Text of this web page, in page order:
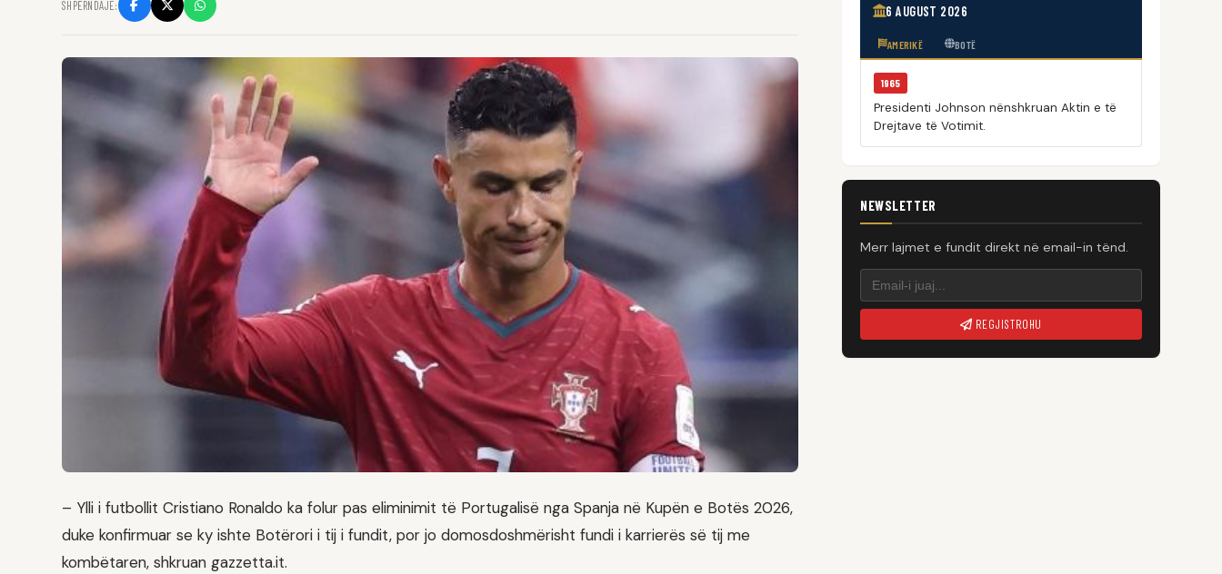
SHPËRNDAJE:
– Ylli i futbollit Cristiano Ronaldo ka folur pas eliminimit të Portugalisë nga Spanja në Kupën e Botës 2026,
duke konfirmuar se ky ishte Botërori i tij i fundit, por jo domosdoshmërisht fundi i karrierës së tij me
kombëtaren, shkruan gazzetta.it.
6 AUGUST 2026
AMERIKË BOTË
1965
Presidenti Johnson nënshkruan Aktin e të
Drejtave të Votimit.
NEWSLETTER
Merr lajmet e fundit direkt në email-in tënd.
REGJISTROHU